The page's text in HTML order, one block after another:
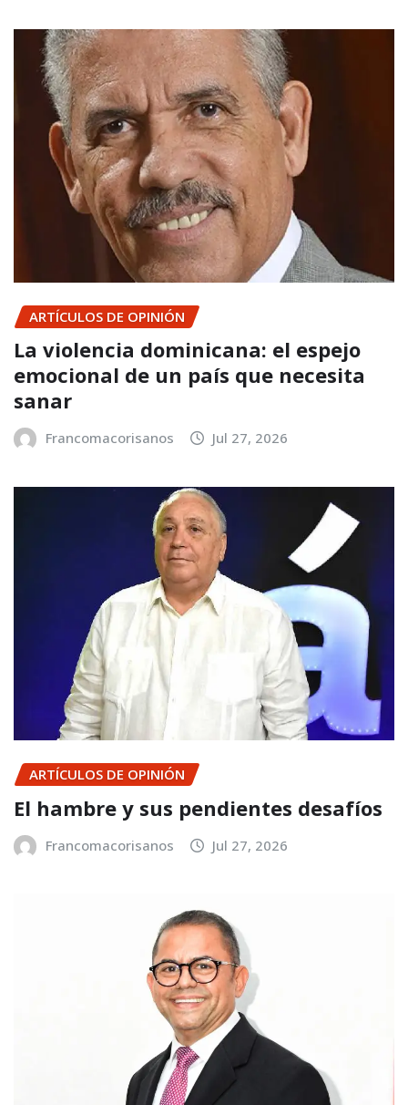
ARTÍCULOS DE OPINIÓN
La violencia dominicana: el espejo
emocional de un país que necesita
sanar
Francomacorisanos Jul 27, 2026
ARTÍCULOS DE OPINIÓN
El hambre y sus pendientes desafíos
Francomacorisanos Jul 27, 2026